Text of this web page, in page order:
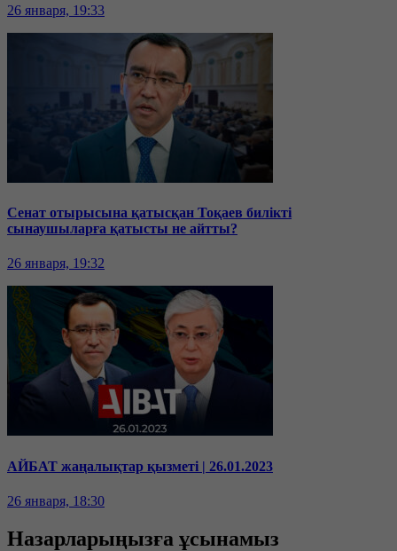
26 января, 19:33
Сенат отырысына қатысқан Тоқаев билікті
сынаушыларға қатысты не айтты?
26 января, 19:32
АЙБАТ жаңалықтар қызметі | 26.01.2023
26 января, 18:30
Назарларыңызға ұсынамыз